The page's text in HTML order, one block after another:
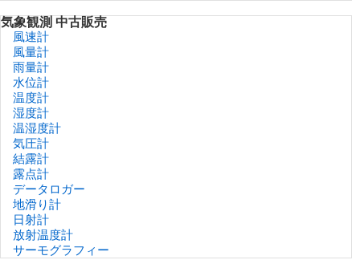
気象観測 中古販売
風速計
風量計
雨量計
水位計
温度計
湿度計
温湿度計
気圧計
結露計
露点計
データロガー
地滑り計
日射計
放射温度計
サーモグラフィー